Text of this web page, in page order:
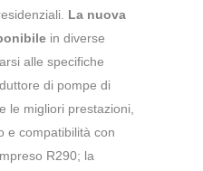
La nuova
in diverse
alle specifiche
di pompe di
le migliori prestazioni,
e compatibilità con
R290; la